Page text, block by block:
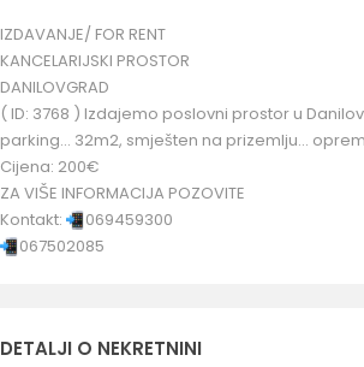
IZDAVANJE/ FOR RENT
KANCELARIJSKI PROSTOR
DANILOVGRAD
( ID: 3768 ) Izdajemo poslovni prostor u
parking… 32m2, smješten na prizemlju…
Cijena: 200€
ZA VIŠE INFORMACIJA POZOVITE
Kontakt:
069459300
067502085
DETALJI O NEKRETNINI